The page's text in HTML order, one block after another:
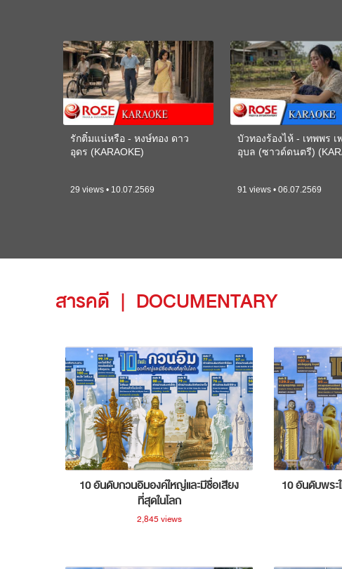
รักติ๋มแน่หรือ - หงษ์ทอง ดาว
อุดร (KARAOKE)
29 views • 10.07.2569
บัวทองร้องไห้ - เทพพร เ
อุบล (ซาวด์ดนตรี)
91 views • 06.07.2569
สารคดี | DOCUMENTARY
10 อันดับกวนอิมองค์ใหญ่และมีชื่อเสียง
ที่สุดในโลก
2,845 views
10 อันดับพระ